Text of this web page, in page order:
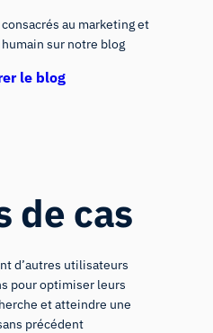
au marketing et
sur notre blog
le blog
de cas
d’autres utilisateurs
pour optimiser leurs
et atteindre une
précédent